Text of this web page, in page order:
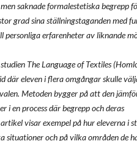
saknade formalestetiska begrepp
grad sina ställningstaganden med
erfarenheter av liknande
The Language of Textiles
där eleven i flera omgångar skulle
Metoden bygger på att den
i en process där begrepp och deras
visar exempel på hur eleverna i
situationer och på vilka områden de